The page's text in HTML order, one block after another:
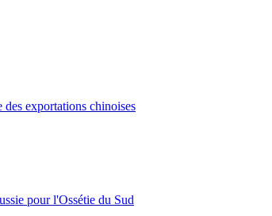
exportations chinoises
pour l'Ossétie du Sud